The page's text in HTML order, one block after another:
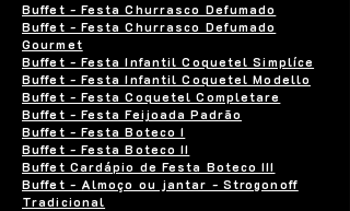
Buffet - Festa Churrasco Defumado
Buffet - Festa Churrasco Defumado
Gourmet
Buffet - Festa Infantil Coquetel Simplíce
Buffet - Festa Infantil Coquetel Modello
Buffet - Festa Coquetel Completare
Buffet - Festa Feijoada Padrão
Buffet - Festa Boteco I
Buffet - Festa Boteco II
Buffet Cardápio de Festa Boteco III
Buffet - Almoço ou jantar - Strogonoff
Tradicional